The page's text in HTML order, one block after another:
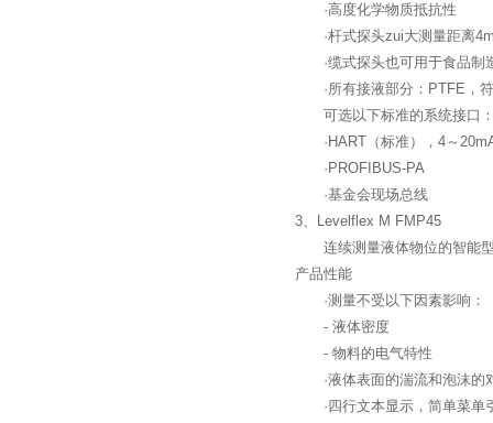
·高度化学物质抵抗性
·杆式探头zui大测量距离
·缆式探头也可用于食品制
·所有接液部分：PTFE，符
可选以下标准的系统接口
·HART（标准），4～
·PROFIBUS-PA
·基金会现场总线
3、Levelflex M FMP45
连续测量液体物位的智能
产品性能
·测量不受以下因素影响：
- 液体密度
- 物料的电气特性
·液体表面的湍流和泡沫的
·四行文本显示，简单菜单